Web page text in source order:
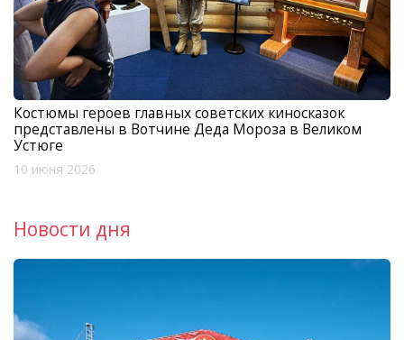
Костюмы героев главных советских киносказок
представлены в Вотчине Деда Мороза в Великом
Устюге
10 июня 2026
Новости дня